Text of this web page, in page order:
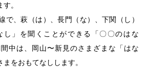
。
で、萩（は）、長門（な）、下関（し）
し」を聞くことができる「〇〇のはな
中は、岡山〜新見のさまざまな「はな
をおもてなしします。